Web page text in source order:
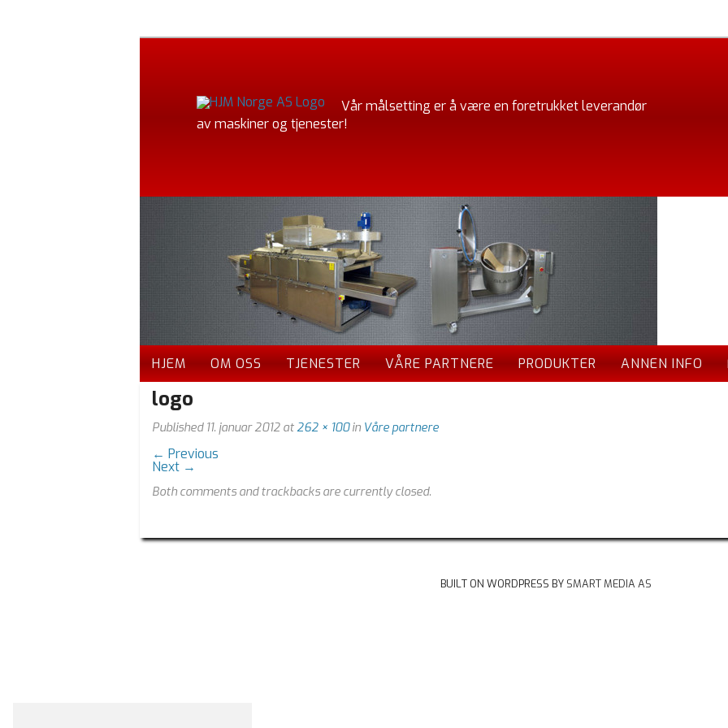
Vår målsetting er å være en foretrukket leverandør
av maskiner og tjenester!
HJEM OM OSS TJENESTER VÅRE PARTNERE PRODUKTER ANNEN INFO
logo
Published 11. januar 2012 at262 × 100in Våre partnere
← Previous
Next →
Both comments and trackbacks are currently closed.
BUILT ON WORDPRESS BY SMART MEDIA AS